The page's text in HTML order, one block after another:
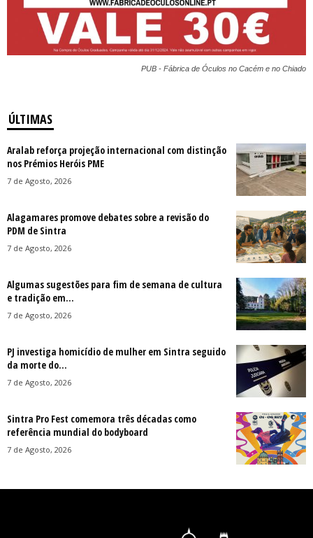
PUB - Fábrica de Óculos no Cacém e no Chiado
ÚLTIMAS
Aralab reforça projeção internacional com distinção
nos Prémios Heróis PME
7 de Agosto, 2026
Alagamares promove debates sobre a revisão do
PDM de Sintra
7 de Agosto, 2026
Algumas sugestões para fim de semana de cultura
e tradição em...
7 de Agosto, 2026
PJ investiga homicídio de mulher em Sintra seguido
da morte do...
7 de Agosto, 2026
Sintra Pro Fest comemora três décadas como
referência mundial do bodyboard
7 de Agosto, 2026